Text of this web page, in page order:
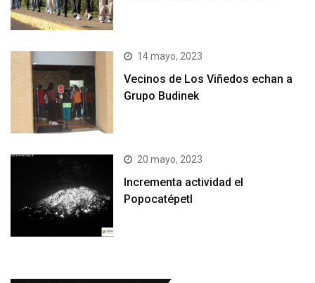
14 mayo, 2023
Vecinos de Los Viñedos echan a
Grupo Budinek
20 mayo, 2023
Incrementa actividad el
Popocatépetl